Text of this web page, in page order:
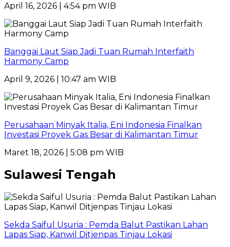
April 16, 2026 | 4:54 pm WIB
Banggai Laut Siap Jadi Tuan Rumah Interfaith
Harmony Camp
April 9, 2026 | 10:47 am WIB
Perusahaan Minyak Italia, Eni Indonesia Finalkan
Investasi Proyek Gas Besar di Kalimantan Timur
Maret 18, 2026 | 5:08 pm WIB
Sulawesi Tengah
Sekda Saiful Usuria : Pemda Balut Pastikan Lahan
Lapas Siap, Kanwil Ditjenpas Tinjau Lokasi